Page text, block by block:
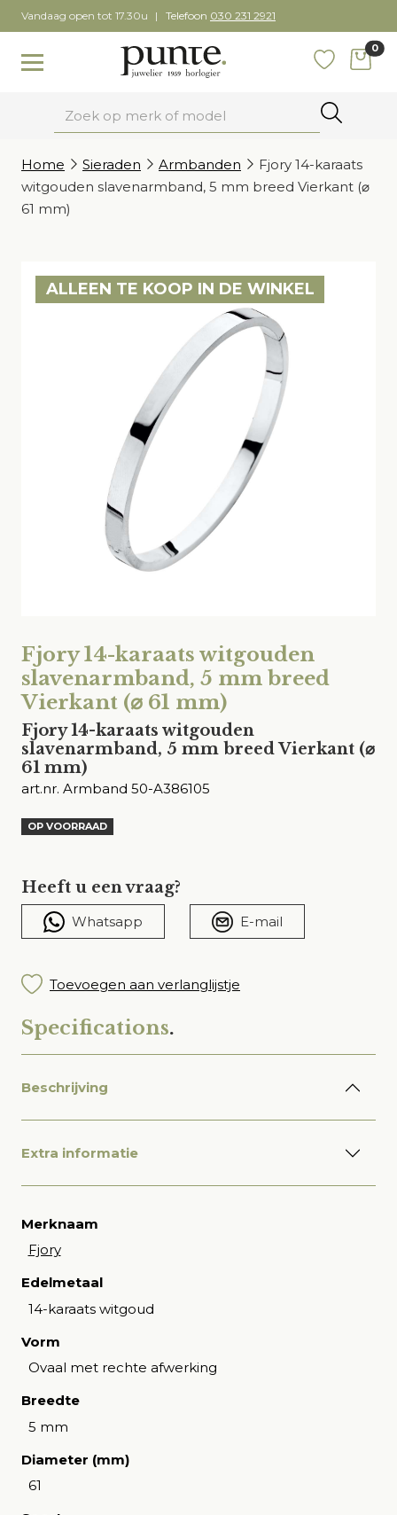
Skip
to
content
Vandaag open tot 17.30u Telefoon 030 231 2921
Toggle navigation
0
Home
Sieraden Armbanden
Fjory 14-karaats
witgouden slavenarmband, 5 mm breed Vierkant (⌀
61 mm)
ALLEEN TE KOOP IN DE WINKEL
Fjory 14-karaats witgouden
slavenarmband, 5 mm breed
Vierkant (⌀ 61 mm)
Fjory 14-karaats witgouden
slavenarmband, 5 mm breed Vierkant (⌀
61 mm)
art.nr. Armband 50-A386105
OP VOORRAAD
Heeft u een vraag?
Whatsapp E-mail
Toevoegen aan verlanglijstje
Specifications.
Beschrijving
Extra informatie
Merknaam
Fjory
Edelmetaal
14-karaats witgoud
Vorm
Ovaal met rechte afwerking
Breedte
5 mm
Diameter (mm)
61